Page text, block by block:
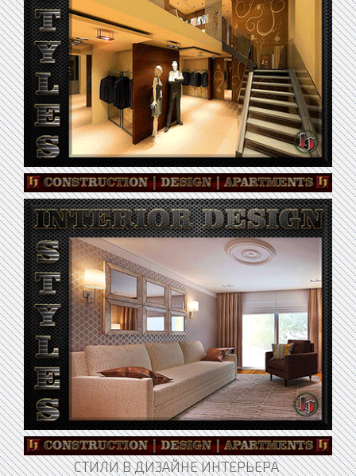
СТИЛИ В ДИЗАЙНЕ ИНТЕРЬЕРА